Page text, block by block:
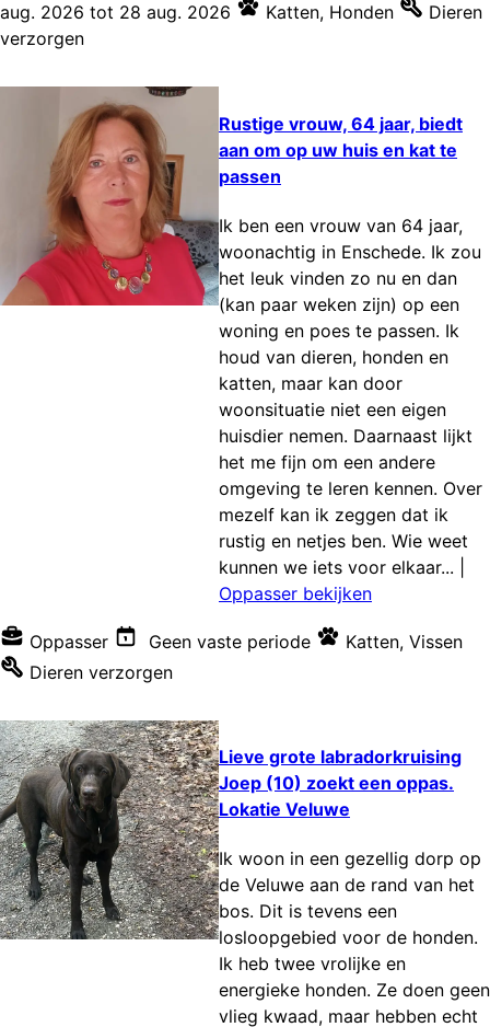
aug. 2026 tot 28 aug. 2026 Katten, Honden
Dieren
verzorgen
Rustige vrouw, 64 jaar, biedt
aan om op uw huis en kat te
passen
Ik ben een vrouw van 64 jaar,
woonachtig in Enschede. Ik zou
het leuk vinden zo nu en dan
(kan paar weken zijn) op een
woning en poes te passen. Ik
houd van dieren, honden en
katten, maar kan door
woonsituatie niet een eigen
huisdier nemen. Daarnaast lijkt
het me fijn om een andere
omgeving te leren kennen. Over
mezelf kan ik zeggen dat ik
rustig en netjes ben. Wie weet
kunnen we iets voor elkaar...
Oppasser bekijken
Oppasser Geen vaste periode Katten, Vissen
Dieren verzorgen
Lieve grote labradorkruising
Joep (10) zoekt een oppas.
Lokatie Veluwe
Ik woon in een gezellig dorp op
de Veluwe aan de rand van het
bos. Dit is tevens een
losloopgebied voor de honden.
Ik heb twee vrolijke en
energieke honden. Ze doen geen
vlieg kwaad, maar hebben echt